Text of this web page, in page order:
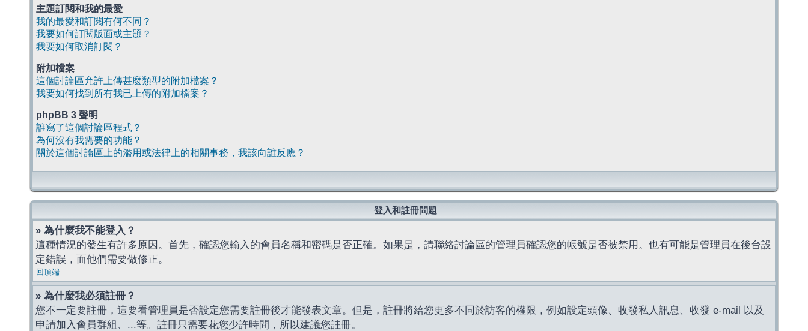
主題訂閱和我的最愛
我的最愛和訂閱有何不同？
我要如何訂閱版面或主題？
我要如何取消訂閱？
附加檔案
這個討論區允許上傳甚麼類型的附加檔案？
我要如何找到所有我已上傳的附加檔案？
phpBB 3 聲明
誰寫了這個討論區程式？
為何沒有我需要的功能？
關於這個討論區上的濫用或法律上的相關事務，我該向誰反應？
登入和註冊問題
» 為什麼我不能登入？
這種情況的發生有許多原因。首先，確認您輸入的會員名稱和密碼是否正確。如果是，請聯絡討論區的管理員確認您的帳號是否被禁用。也有可能是管理員在後台設
定錯誤，而他們需要做修正。
回頂端
» 為什麼我必須註冊？
您不一定要註冊，這要看管理員是否設定您需要註冊後才能發表文章。但是，註冊將給您更多不同於訪客的權限，例如設定頭像、收發私人訊息、收發 e-mail 以及
申請加入會員群組、...等。註冊只需要花您少許時間，所以建議您註冊。